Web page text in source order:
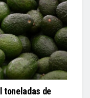
toneladas de